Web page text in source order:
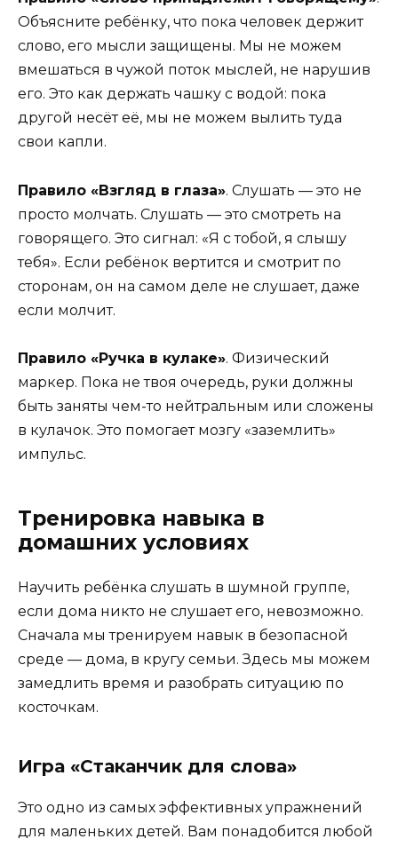
Объясните ребёнку, что пока человек держит
слово, его мысли защищены. Мы не можем
вмешаться в чужой поток мыслей, не нарушив
его. Это как держать чашку с водой: пока
другой несёт её, мы не можем вылить туда
свои капли.
Правило «Взгляд в глаза». Слушать — это не
просто молчать. Слушать — это смотреть на
говорящего. Это сигнал: «Я с тобой, я слышу
тебя». Если ребёнок вертится и смотрит по
сторонам, он на самом деле не слушает, даже
если молчит.
Правило «Ручка в кулаке». Физический
маркер. Пока не твоя очередь, руки должны
быть заняты чем-то нейтральным или сложены
в кулачок. Это помогает мозгу «заземлить»
импульс.
Тренировка навыка в
домашних условиях
Научить ребёнка слушать в шумной группе,
если дома никто не слушает его, невозможно.
Сначала мы тренируем навык в безопасной
среде — дома, в кругу семьи. Здесь мы можем
замедлить время и разобрать ситуацию по
косточкам.
Игра «Стаканчик для слова»
Это одно из самых эффективных упражнений
для маленьких детей. Вам понадобится любой